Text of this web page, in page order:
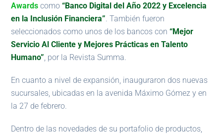
Awards como “Banco Digital del Año 2022 y Excelencia
en la Inclusión Financiera”. También fueron
seleccionados como unos de los bancos con“Mejor
Servicio Al Cliente y Mejores Prácticas en Talento
Humano” , por la Revista Summa.
En cuanto a nivel de expansión, inauguraron dos nuevas
sucursales, ubicadas en la avenida Máximo Gómez y en
la 27 de febrero.
Dentro de las novedades de su portafolio de productos,